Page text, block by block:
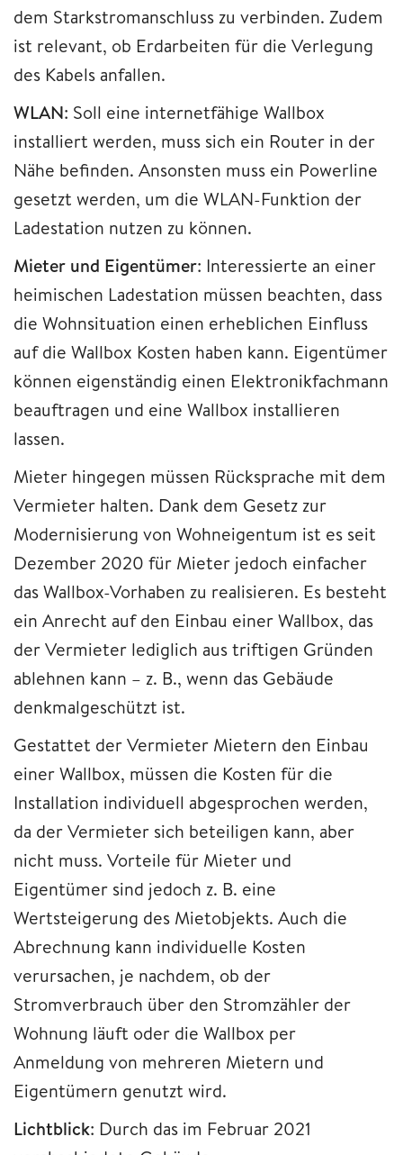
dem Starkstromanschluss zu verbinden. Zudem
ist relevant, ob Erdarbeiten für die Verlegung
des Kabels anfallen.
WLAN: Soll eine internetfähige Wallbox
installiert werden, muss sich ein Router in der
Nähe befinden. Ansonsten muss ein Powerline
gesetzt werden, um die WLAN-Funktion der
Ladestation nutzen zu können.
Mieter und Eigentümer: Interessierte an einer
heimischen Ladestation müssen beachten, dass
die Wohnsituation einen erheblichen Einfluss
auf die Wallbox Kosten haben kann. Eigentümer
können eigenständig einen Elektronikfachmann
beauftragen und eine Wallbox installieren
lassen.
Mieter hingegen müssen Rücksprache mit dem
Vermieter halten. Dank dem Gesetz zur
Modernisierung von Wohneigentum ist es seit
Dezember 2020 für Mieter jedoch einfacher
das Wallbox-Vorhaben zu realisieren. Es besteht
ein Anrecht auf den Einbau einer Wallbox, das
der Vermieter lediglich aus triftigen Gründen
ablehnen kann – z. B., wenn das Gebäude
denkmalgeschützt ist.
Gestattet der Vermieter Mietern den Einbau
einer Wallbox, müssen die Kosten für die
Installation individuell abgesprochen werden,
da der Vermieter sich beteiligen kann, aber
nicht muss. Vorteile für Mieter und
Eigentümer sind jedoch z. B. eine
Wertsteigerung des Mietobjekts. Auch die
Abrechnung kann individuelle Kosten
verursachen, je nachdem, ob der
Stromverbrauch über den Stromzähler der
Wohnung läuft oder die Wallbox per
Anmeldung von mehreren Mietern und
Eigentümern genutzt wird.
Lichtblick: Durch das im Februar 2021